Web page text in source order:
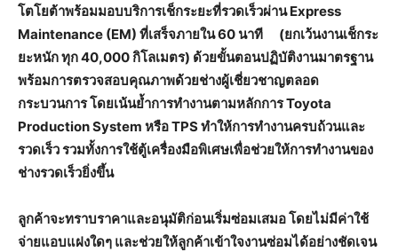
โตโยต้าพร้อมมอบบริการเช็กระยะที่รวดเร็วผ่านExpress
Maintenance (EM) ที่เสร็จภายใน60 นาที (ยกเว้นงานเช็กระ
ยะหนัก ทุก 40,000 กิโลเมตร) ด้วยขั้นตอนปฏิบัติงานมาตรฐาน
พร้อมการตรวจสอบคุณภาพด้วยช่างผู้เชี่ยวชาญตลอด
กระบวนการ โดยเน้นย้ำการทำงานตามหลักการToyota
Production System หรือTPSทำให้การทำงานครบถ้วนและ
รวดเร็ว รวมทั้งการใช้ตู้เครื่องมือพิเศษเพื่อช่วยให้การทำงานของ
ช่างรวดเร็วยิ่งขึ้น
ลูกค้าจะทราบราคาและอนุมัติก่อนเริ่มซ่อมเสมอ โดยไม่มีค่าใช้
จ่ายแอบแฝงใดๆ และช่วยให้ลูกค้าเข้าใจงานซ่อมได้อย่างชัดเจน